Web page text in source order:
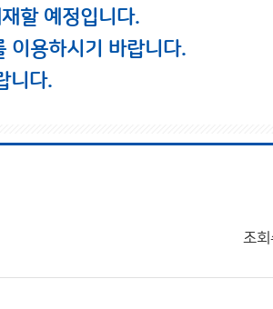
할 예정입니다.
이용하시기 바랍니다.
니다.
조회